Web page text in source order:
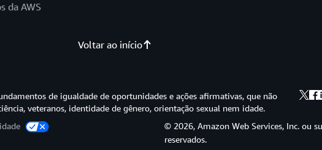
da AWS
Voltar ao início
de igualdade de oportunidades e ações afirmativas, que não
veteranos, identidade de gênero, orientação sexual nem idade.
© 2026, Amazon Web Services, Inc. ou
reservados.